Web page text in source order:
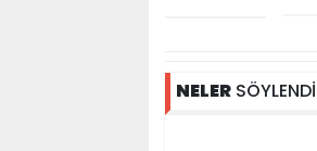
NELER